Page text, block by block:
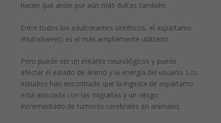
hacen que ansíe por aún más dulces también.
Entre todos los edulcorantes sintéticos, el aspartamo
(NutraSweet) es el más ampliamente utilizado.
Pero puede ser un irritante neurológicos y puede
afectar el estado de ánimo y la energía del usuario. Los
estudios han encontrado que la ingesta de aspartamo
está asociada con las migrañas y un riesgo
incrementado de tumores cerebrales en animales.